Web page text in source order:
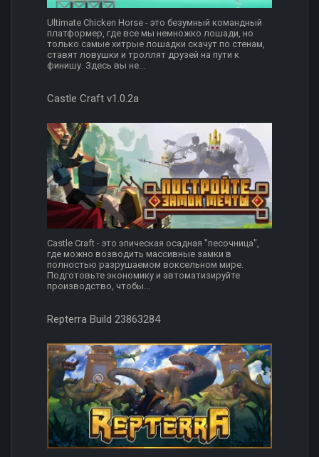
Ultimate Chicken Horse - это безумный командный
платформер, где все мы немножко лошади, но
только самые хитрые лошадки скачут по стенам,
ставят ловушки и троллят друзей на пути к
финишу. Здесь вы не...
Castle Craft v1.0.2a
Castle Craft - это эпическая осадная "песочница",
где можно возводить массивные замки в
полностью разрушаемом воксельном мире.
Подготовьте экономику и автоматизируйте
производство, чтобы...
Repterra Build 23863284